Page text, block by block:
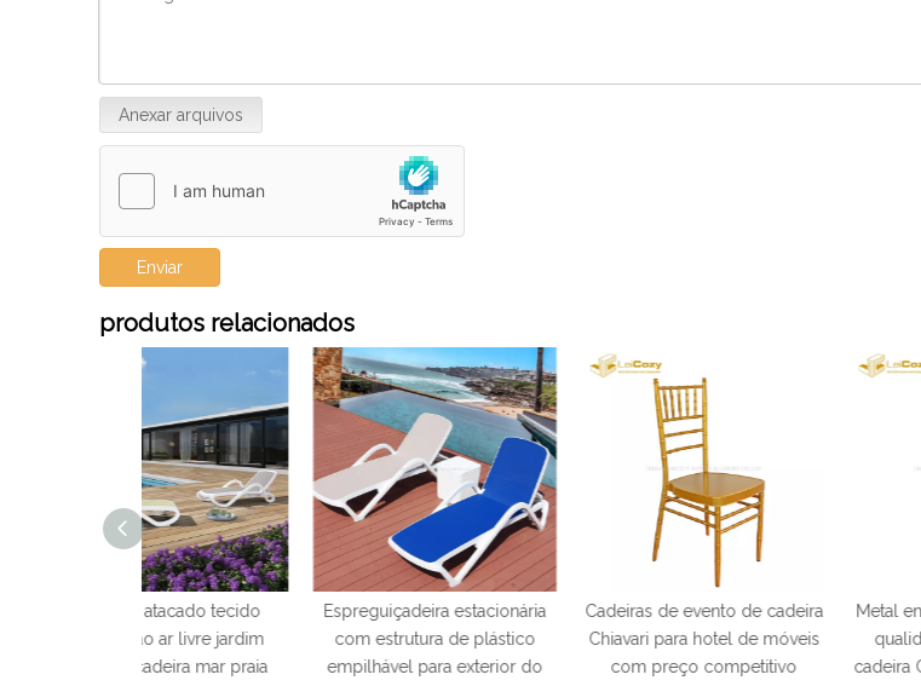
Anexar arquivos
Enviar
produtos relacionados
Espreguiçadeira estacionária
com estrutura de plástico
empilhável para exterior do
Cadeiras de evento de cadeira
Chiavari para hotel de móveis
com preço competitivo
Metal empilhável prata de
qualidade com almofada
cadeira Chiavari de